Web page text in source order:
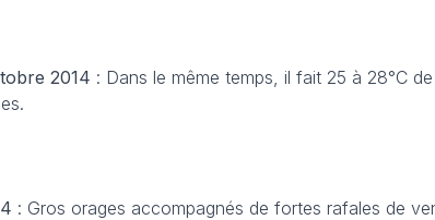
2014 : Dans le même temps, il fait 25 à 28°C
: Gros orages accompagnés de fortes rafales de